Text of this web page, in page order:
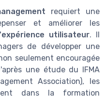
requiert une
et améliorer les
utilisateur. Il
de développer une
seulement encouragée
une étude du IFMA
Association), les
dans la formation